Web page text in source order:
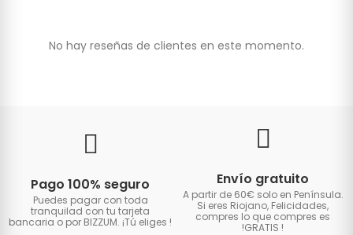
No hay reseñas de clientes en este momento.
Pago 100% seguro
Puedes pagar con toda
tranquilad con tu tarjeta
bancaria o por BIZZUM. ¡Tú eliges !
Envío gratuito
A partir de 60€ solo en Península.
Si eres Riojano, Felicidades,
compres lo que compres es
!GRATIS !